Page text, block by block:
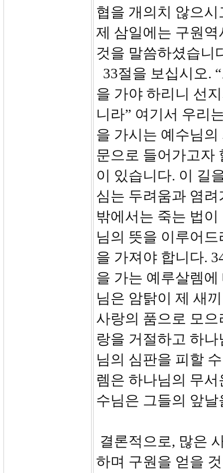
협을 개의치 않으
제 삼일에는 구원
것을 말씀하셨습니
33절을 보십시오.
을 가야 하리니 선
니라” 여기서 우리
을 가시는 예수님
문으로 들어가고자
이 있습니다. 이 길
심는 두려움과 염
밖에서는 죽는 법
님의 뜻을 이루어
을 가져야 합니다.
을 가는 예루살렘
님은 암탉이 제 새
사랑의 품으로 모
랑을 거절하고 하
님의 심판을 피할
렘은 하나님의 무
수님은 그들의 앞
결론적으로, 많은
하며 구원을 얻을